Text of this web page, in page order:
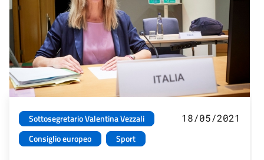
Sottosegretario Valentina Vezzali
Consiglio europeo
Sport
18/05/2021